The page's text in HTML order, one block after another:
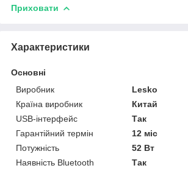
Приховати
Характеристики
Основні
Виробник
Lesko
Країна виробник
Китай
USB-інтерфейс
Так
Гарантійний термін
12 міс
Потужність
52 Вт
Наявність Bluetooth
Так